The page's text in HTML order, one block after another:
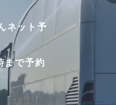
ネット予
で予約